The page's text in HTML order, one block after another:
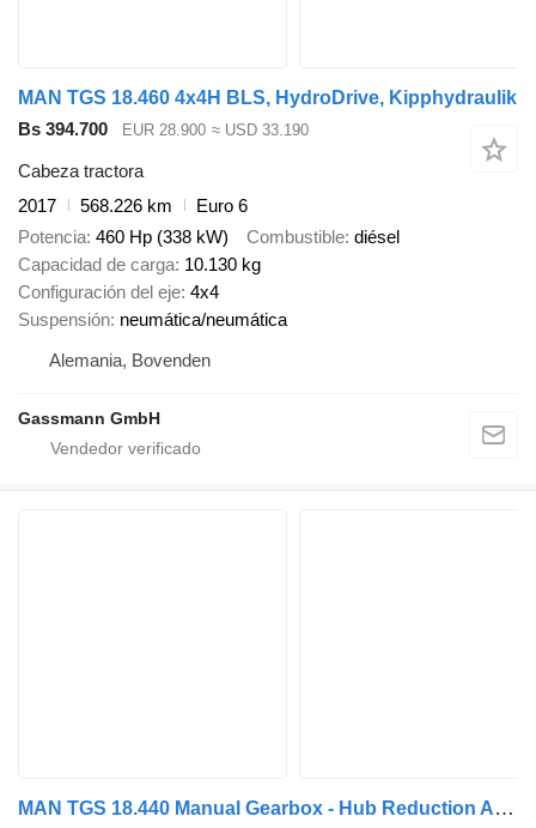
MAN TGS 18.460 4x4H BLS, HydroDrive, Kipphydraulik
Bs 394.700
EUR 28.900 ≈ USD 33.190
Cabeza tractora
2017
568.226 km
Euro 6
Potencia 460 Hp (338 kW) Combustible diésel
Capacidad de carga 10.130 kg
Configuración del eje 4x4
Suspensión neumática/neumática
Alemania, Bovenden
Gassmann GmbH
MAN TGS 18.440 Manual Gearbox - Hub Reduction Axle - Kipp Hydraulic